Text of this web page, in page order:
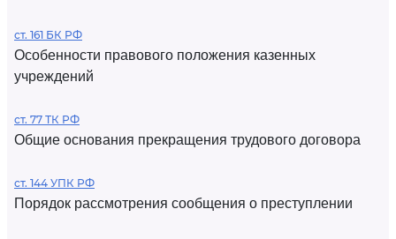
ст. 161 БК РФ
Особенности правового положения казенных
учреждений
ст. 77 ТК РФ
Общие основания прекращения трудового договора
ст. 144 УПК РФ
Порядок рассмотрения сообщения о преступлении